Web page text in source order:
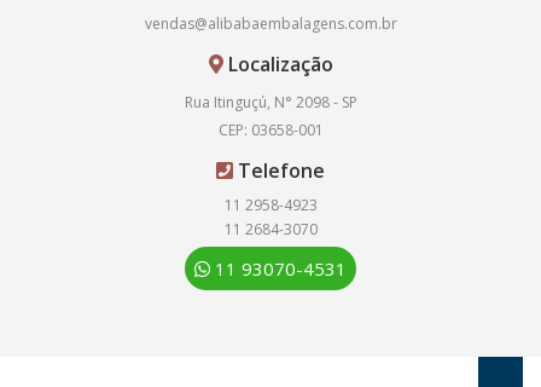
vendas@alibabaembalagens.com.br
Localização
Rua Itinguçú, N° 2098 - SP
CEP: 03658-001
Telefone
11 2958-4923
11 2684-3070
11 93070-4531